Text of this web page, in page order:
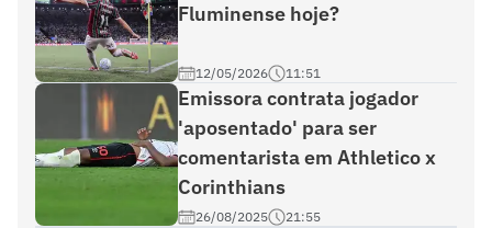
Fluminense hoje?
12/05/2026 11:51
Emissora contrata jogador
'aposentado' para ser
comentarista em Athletico x
Corinthians
26/08/2025 21:55